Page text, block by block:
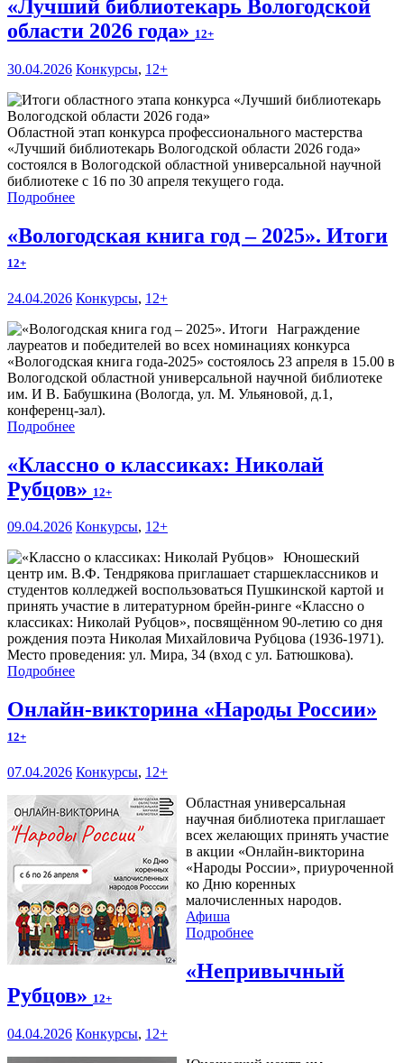
«Лучший библиотекарь Вологодской
области 2026 года» 12+
30.04.2026 Конкурсы, 12+
Областной этап конкурса профессионального мастерства
«Лучший библиотекарь Вологодской области 2026 года»
состоялся в Вологодской областной универсальной научной
библиотеке с 16 по 30 апреля текущего года.
Подробнее
«Вологодская книга год – 2025». Итоги
12+
24.04.2026 Конкурсы, 12+
Награждение
лауреатов и победителей во всех номинациях конкурса
«Вологодская книга года-2025» состоялось 23 апреля в 15.00 в
Вологодской областной универсальной научной библиотеке
им. И В. Бабушкина (Вологда, ул. М. Ульяновой, д.1,
конференц-зал).
Подробнее
«Классно о классиках: Николай
Рубцов» 12+
09.04.2026 Конкурсы, 12+
Юношеский
центр им. В.Ф. Тендрякова приглашает старшеклассников и
студентов колледжей воспользоваться Пушкинской картой и
принять участие в литературном брейн-ринге «Классно о
классиках: Николай Рубцов», посвящённом 90-летию со дня
рождения поэта Николая Михайловича Рубцова (1936-1971).
Место проведения: ул. Мира, 34 (вход с ул. Батюшкова).
Подробнее
Онлайн-викторина «Народы России»
12+
07.04.2026 Конкурсы, 12+
Областная универсальная
научная библиотека приглашает
всех желающих принять участие
в акции «Онлайн-викторина
«Народы России», приуроченной
ко Дню коренных
малочисленных народов.
Афиша
Подробнее
«Непривычный
Рубцов» 12+
04.04.2026 Конкурсы, 12+